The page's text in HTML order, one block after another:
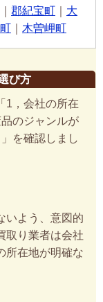
郡紀宝町
大
木曽岬町
び方
1，会社の所在
のジャンルが
を確認しまし
いよう、意図的
取り業者は会社
所在地が明確な